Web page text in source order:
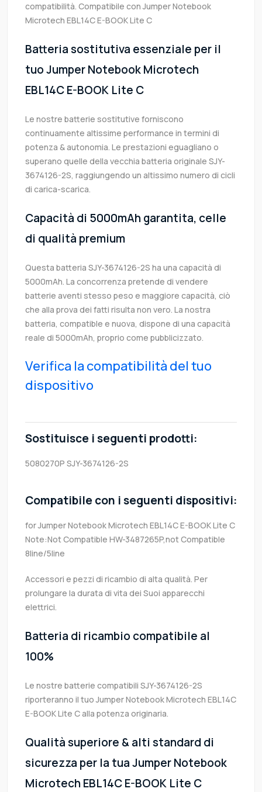
compatibilità. Compatibile con Jumper Notebook
Microtech EBL14C E-BOOK Lite C
Batteria sostitutiva essenziale per il
tuo Jumper Notebook Microtech
EBL14C E-BOOK Lite C
Le nostre batterie sostitutive forniscono
continuamente altissime performance in termini di
potenza & autonomia. Le prestazioni eguagliano o
superano quelle della vecchia batteria originale SJY-
3674126-2S, raggiungendo un altissimo numero di cicli
di carica-scarica.
Capacità di 5000mAh garantita, celle
di qualità premium
Questa batteria SJY-3674126-2S ha una capacità di
5000mAh. La concorrenza pretende di vendere
batterie aventi stesso peso e maggiore capacità, ciò
che alla prova dei fatti risulta non vero. La nostra
batteria, compatible e nuova, dispone di una capacità
reale di 5000mAh, proprio come pubblicizzato.
Verifica la compatibilità del tuo
dispositivo
Sostituisce i seguenti prodotti:
5080270P SJY-3674126-2S
Compatibile con i seguenti dispositivi:
for Jumper Notebook Microtech EBL14C E-BOOK Lite C
Note:Not Compatible HW-3487265P,not Compatible
8line/5line
Accessori e pezzi di ricambio di alta qualità. Per
prolungare la durata di vita dei Suoi apparecchi
elettrici.
Batteria di ricambio compatibile al
100%
Le nostre batterie compatibili SJY-3674126-2S
riporteranno il tuo Jumper Notebook Microtech EBL14C
E-BOOK Lite C alla potenza originaria.
Qualità superiore & alti standard di
sicurezza per la tua Jumper Notebook
Microtech EBL14C E-BOOK Lite C